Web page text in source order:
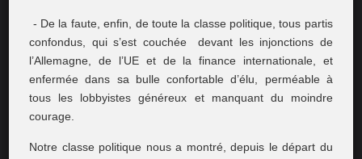
- De la faute, enfin, de toute la classe politique, tous partis
confondus, qui s’est couchée devant les injonctions de
l’Allemagne, de l’UE et de la finance internationale, et
enfermée dans sa bulle confortable d’élu, perméable à
tous les lobbyistes généreux et manquant du moindre
courage.
Notre classe politique nous a montré, depuis le départ du